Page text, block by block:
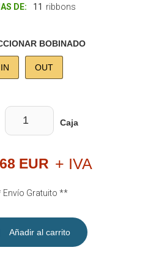
DE:
11 ribbons
BOBINADO
IN OUT
Caja
EUR + IVA
Envío Gratuito **